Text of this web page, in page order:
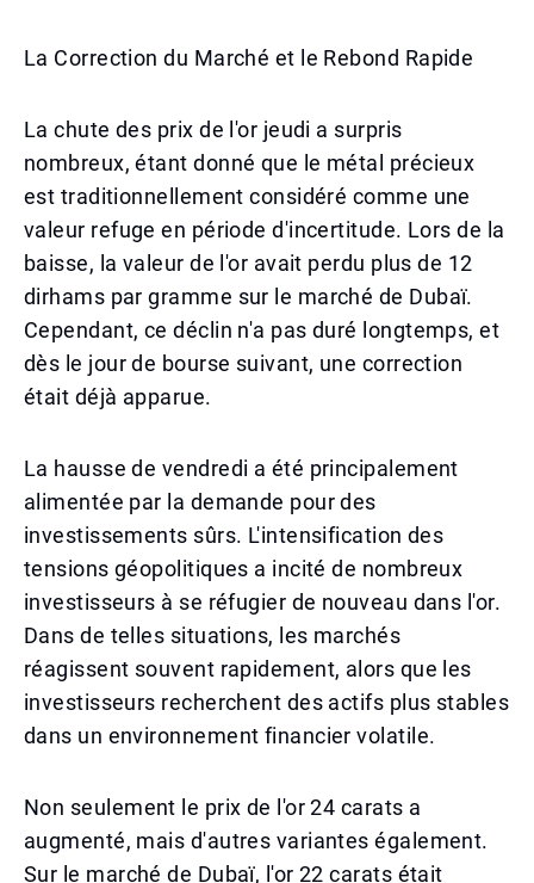
La Correction du Marché et le Rebond Rapide
La chute des prix de l'or jeudi a surpris
nombreux, étant donné que le métal précieux
est traditionnellement considéré comme une
valeur refuge en période d'incertitude. Lors de la
baisse, la valeur de l'or avait perdu plus de 12
dirhams par gramme sur le marché de Dubaï.
Cependant, ce déclin n'a pas duré longtemps, et
dès le jour de bourse suivant, une correction
était déjà apparue.
La hausse de vendredi a été principalement
alimentée par la demande pour des
investissements sûrs. L'intensification des
tensions géopolitiques a incité de nombreux
investisseurs à se réfugier de nouveau dans l'or.
Dans de telles situations, les marchés
réagissent souvent rapidement, alors que les
investisseurs recherchent des actifs plus stables
dans un environnement financier volatile.
Non seulement le prix de l'or 24 carats a
augmenté, mais d'autres variantes également.
Sur le marché de Dubaï, l'or 22 carats était